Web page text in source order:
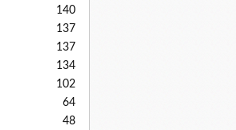
140
137
137
134
102
64
48